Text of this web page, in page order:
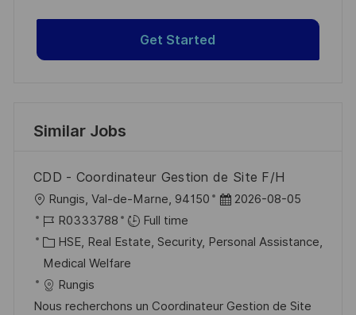
Get Started
Similar Jobs
CDD - Coordinateur Gestion de Site F/H
L
o
c
t
i
Rungis, Val-de-Marne, 94150
P
s
d
2026-08-05
J
o
b
I
d
R0333788
Full time
C
a
t
e
HSE, Real Estate, Security, Personal Assistance,
Medical Welfare
Rungis
Nous recherchons un Coordinateur Gestion de Site